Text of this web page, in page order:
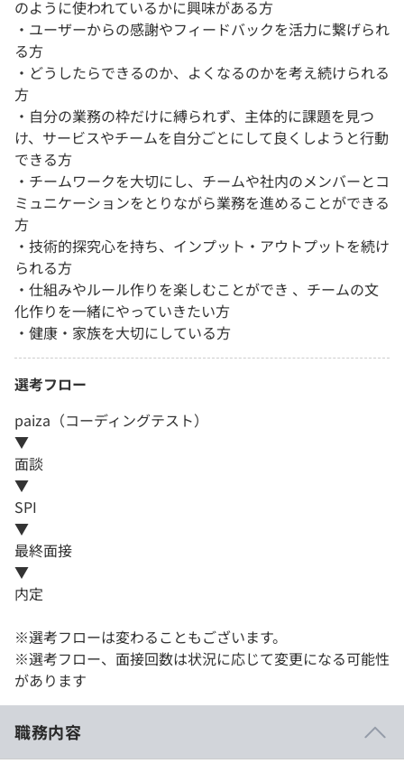
のように使われているかに興味がある方
・ユーザーからの感謝やフィードバックを活力に繋げられ
る方
・どうしたらできるのか、よくなるのかを考え続けられる
方
・自分の業務の枠だけに縛られず、主体的に課題を見つ
け、サービスやチームを自分ごとにして良くしようと行動
できる方
・チームワークを大切にし、チームや社内のメンバーとコ
ミュニケーションをとりながら業務を進めることができる
方
・技術的探究心を持ち、インプット・アウトプットを続け
られる方
・仕組みやルール作りを楽しむことができ 、チームの文
化作りを一緒にやっていきたい方
・健康・家族を大切にしている方
選考フロー
paiza（コーディングテスト）
▼
面談
▼
SPI
▼
最終面接
▼
内定
※選考フローは変わることもございます。
※選考フロー、面接回数は状況に応じて変更になる可能性
があります
職務内容